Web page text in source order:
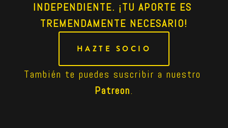
INDEPENDIENTE. ¡TU APORTE ES
TREMENDAMENTE NECESARIO!
HAZTE SOCIO
Patreon.